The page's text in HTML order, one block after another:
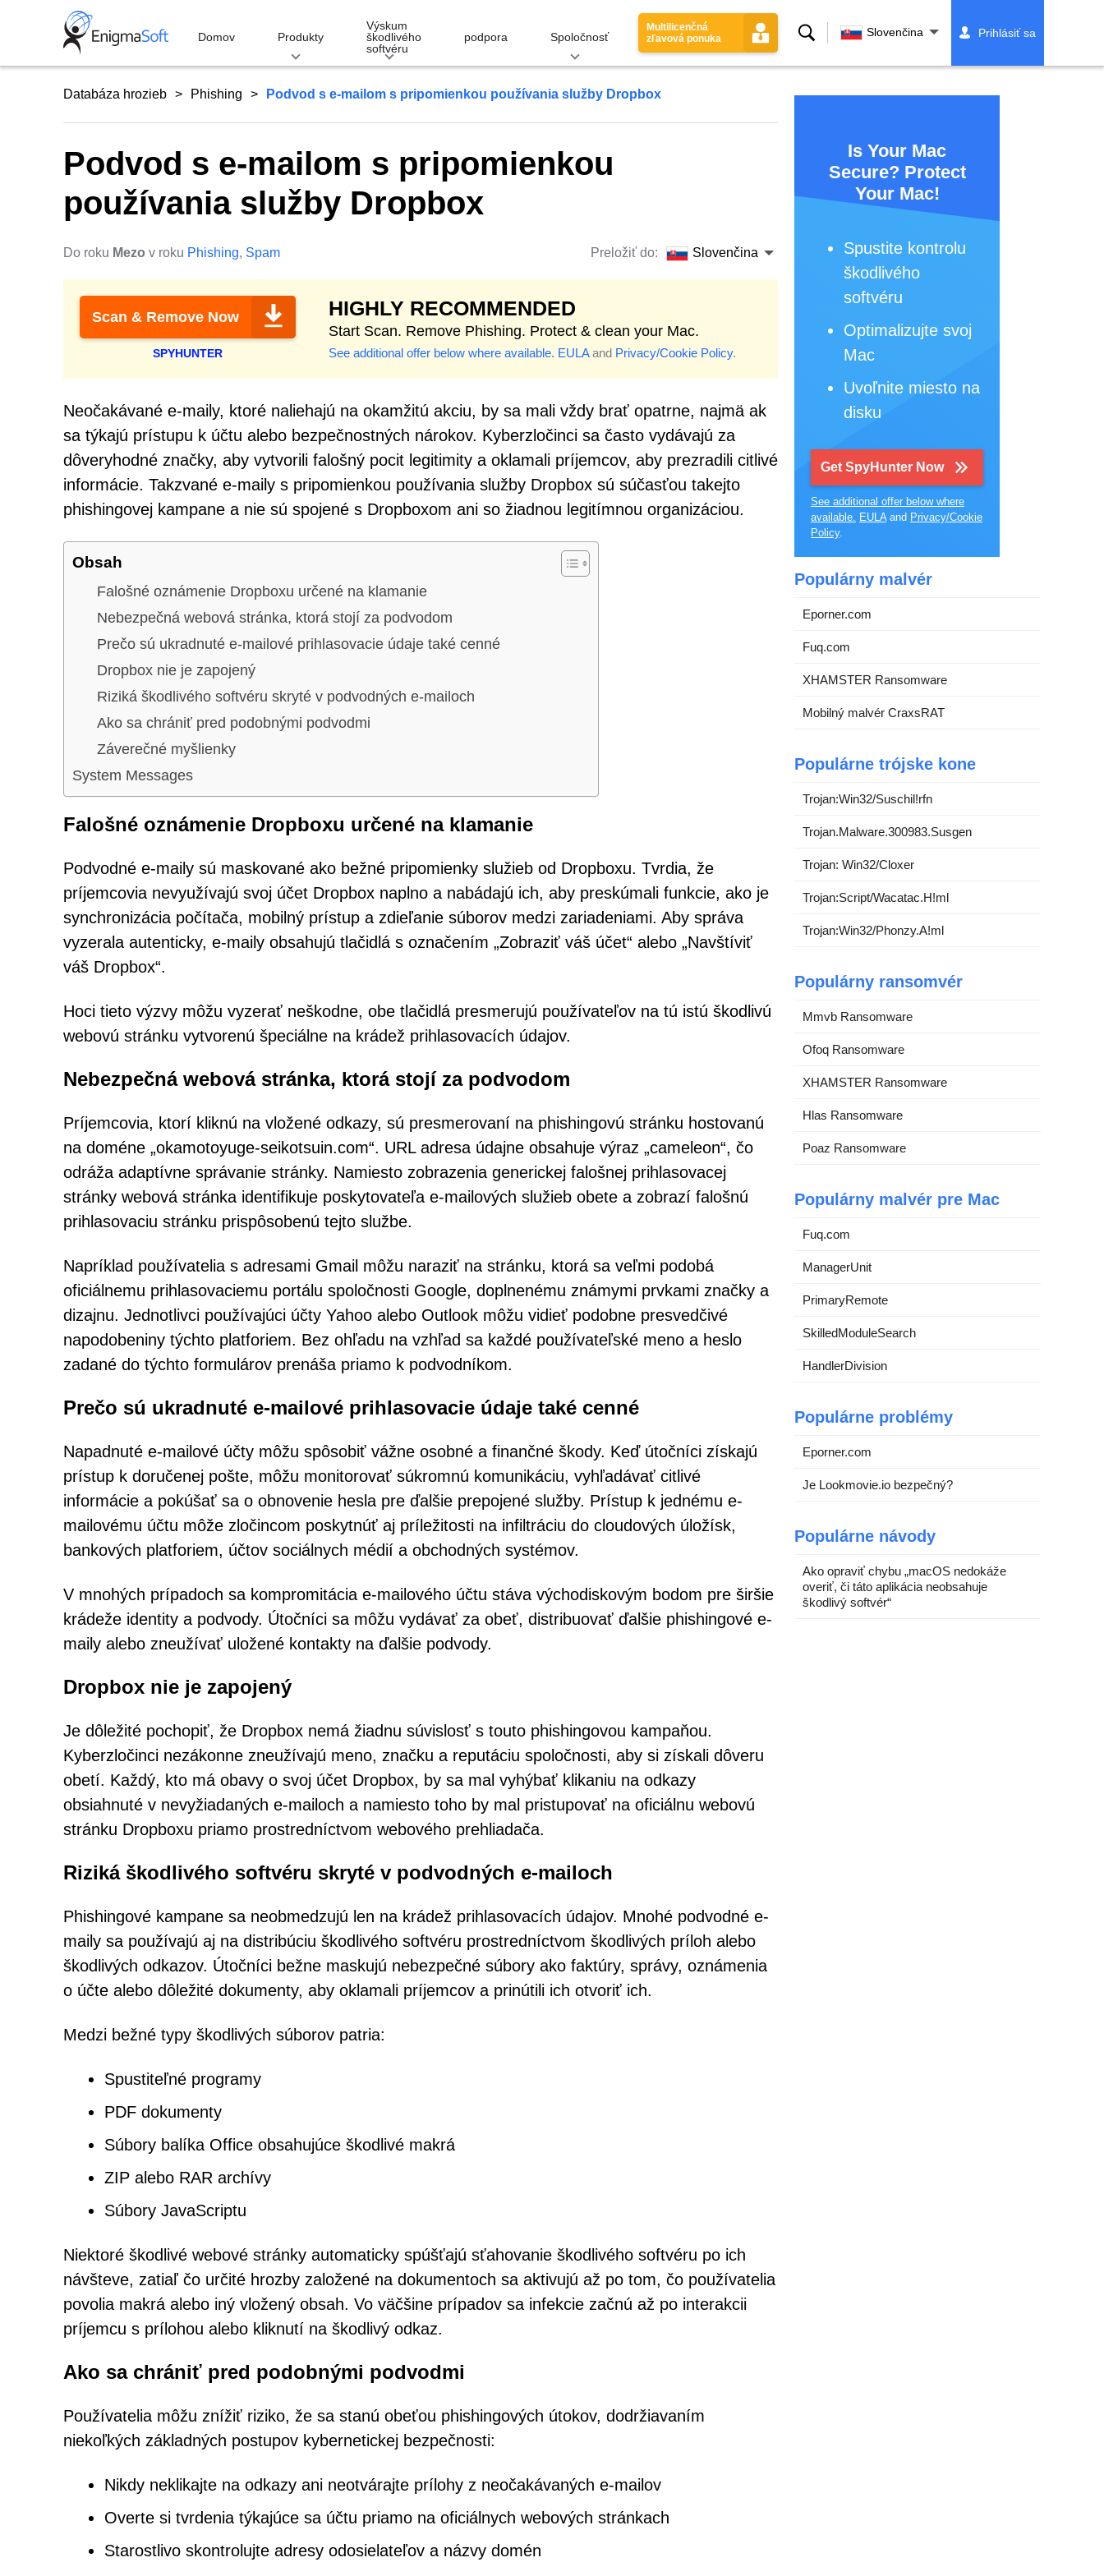
Domov Produkty
Výskum
škodlivého
softvéru
podpora Spoločnosť
Multilicenčná
zľavová ponuka
VyhľadávanieSlovenčina Prihlásiť sa
Databáza hrozieb Phishing Podvod s e-mailom s pripomienkou používania služby Dropbox
Podvod s e-mailom s pripomienkou
používania služby Dropbox
Do roku Mezo v roku Phishing, Spam Preložiť do: Slovenčina
Scan & Remove Now
SPYHUNTER
HIGHLY RECOMMENDED
Start Scan. Remove Phishing. Protect & clean your Mac.
See additional offer below where available. EULAand Privacy/Cookie Policy.
Neočakávané e-maily, ktoré naliehajú na okamžitú akciu, by sa mali vždy brať opatrne, najmä ak
sa týkajú prístupu k účtu alebo bezpečnostných nárokov. Kyberzločinci sa často vydávajú za
dôveryhodné značky, aby vytvorili falošný pocit legitimity a oklamali príjemcov, aby prezradili citlivé
informácie. Takzvané e-maily s pripomienkou používania služby Dropbox sú súčasťou takejto
phishingovej kampane a nie sú spojené s Dropboxom ani so žiadnou legitímnou organizáciou.
Obsah
Falošné oznámenie Dropboxu určené na klamanie
Nebezpečná webová stránka, ktorá stojí za podvodom
Prečo sú ukradnuté e-mailové prihlasovacie údaje také cenné
Dropbox nie je zapojený
Riziká škodlivého softvéru skryté v podvodných e-mailoch
Ako sa chrániť pred podobnými podvodmi
Záverečné myšlienky
System Messages
Falošné oznámenie Dropboxu určené na klamanie
Podvodné e-maily sú maskované ako bežné pripomienky služieb od Dropboxu. Tvrdia, že
príjemcovia nevyužívajú svoj účet Dropbox naplno a nabádajú ich, aby preskúmali funkcie, ako je
synchronizácia počítača, mobilný prístup a zdieľanie súborov medzi zariadeniami. Aby správa
vyzerala autenticky, e-maily obsahujú tlačidlá s označením „Zobraziť váš účet“ alebo „Navštíviť
váš Dropbox“.
Hoci tieto výzvy môžu vyzerať neškodne, obe tlačidlá presmerujú používateľov na tú istú škodlivú
webovú stránku vytvorenú špeciálne na krádež prihlasovacích údajov.
Nebezpečná webová stránka, ktorá stojí za podvodom
Príjemcovia, ktorí kliknú na vložené odkazy, sú presmerovaní na phishingovú stránku hostovanú
na doméne „okamotoyuge-seikotsuin.com“. URL adresa údajne obsahuje výraz „cameleon“, čo
odráža adaptívne správanie stránky. Namiesto zobrazenia generickej falošnej prihlasovacej
stránky webová stránka identifikuje poskytovateľa e-mailových služieb obete a zobrazí falošnú
prihlasovaciu stránku prispôsobenú tejto službe.
Napríklad používatelia s adresami Gmail môžu naraziť na stránku, ktorá sa veľmi podobá
oficiálnemu prihlasovaciemu portálu spoločnosti Google, doplnenému známymi prvkami značky a
dizajnu. Jednotlivci používajúci účty Yahoo alebo Outlook môžu vidieť podobne presvedčivé
napodobeniny týchto platforiem. Bez ohľadu na vzhľad sa každé používateľské meno a heslo
zadané do týchto formulárov prenáša priamo k podvodníkom.
Prečo sú ukradnuté e-mailové prihlasovacie údaje také cenné
Napadnuté e-mailové účty môžu spôsobiť vážne osobné a finančné škody. Keď útočníci získajú
prístup k doručenej pošte, môžu monitorovať súkromnú komunikáciu, vyhľadávať citlivé
informácie a pokúšať sa o obnovenie hesla pre ďalšie prepojené služby. Prístup k jednému e-
mailovému účtu môže zločincom poskytnúť aj príležitosti na infiltráciu do cloudových úložísk,
bankových platforiem, účtov sociálnych médií a obchodných systémov.
V mnohých prípadoch sa kompromitácia e-mailového účtu stáva východiskovým bodom pre širšie
krádeže identity a podvody. Útočníci sa môžu vydávať za obeť, distribuovať ďalšie phishingové e-
maily alebo zneužívať uložené kontakty na ďalšie podvody.
Dropbox nie je zapojený
Je dôležité pochopiť, že Dropbox nemá žiadnu súvislosť s touto phishingovou kampaňou.
Kyberzločinci nezákonne zneužívajú meno, značku a reputáciu spoločnosti, aby si získali dôveru
obetí. Každý, kto má obavy o svoj účet Dropbox, by sa mal vyhýbať klikaniu na odkazy
obsiahnuté v nevyžiadaných e-mailoch a namiesto toho by mal pristupovať na oficiálnu webovú
stránku Dropboxu priamo prostredníctvom webového prehliadača.
Riziká škodlivého softvéru skryté v podvodných e-mailoch
Phishingové kampane sa neobmedzujú len na krádež prihlasovacích údajov. Mnohé podvodné e-
maily sa používajú aj na distribúciu škodlivého softvéru prostredníctvom škodlivých príloh alebo
škodlivých odkazov. Útočníci bežne maskujú nebezpečné súbory ako faktúry, správy, oznámenia
o účte alebo dôležité dokumenty, aby oklamali príjemcov a prinútili ich otvoriť ich.
Medzi bežné typy škodlivých súborov patria:
Spustiteľné programy
PDF dokumenty
Súbory balíka Office obsahujúce škodlivé makrá
ZIP alebo RAR archívy
Súbory JavaScriptu
Niektoré škodlivé webové stránky automaticky spúšťajú sťahovanie škodlivého softvéru po ich
návšteve, zatiaľ čo určité hrozby založené na dokumentoch sa aktivujú až po tom, čo používatelia
povolia makrá alebo iný vložený obsah. Vo väčšine prípadov sa infekcie začnú až po interakcii
príjemcu s prílohou alebo kliknutí na škodlivý odkaz.
Ako sa chrániť pred podobnými podvodmi
Používatelia môžu znížiť riziko, že sa stanú obeťou phishingových útokov, dodržiavaním
niekoľkých základných postupov kybernetickej bezpečnosti:
Nikdy neklikajte na odkazy ani neotvárajte prílohy z neočakávaných e-mailov
Overte si tvrdenia týkajúce sa účtu priamo na oficiálnych webových stránkach
Starostlivo skontrolujte adresy odosielateľov a názvy domén
Is Your Mac
Secure? Protect
Your Mac!
Spustite kontrolu
škodlivého
softvéru
Optimalizujte svoj
Mac
Uvoľnite miesto na
disku
Get SpyHunter Now
See additional offer below where
available. EULAand Privacy/Cookie
Policy.
Populárny malvér
Eporner.com
Fuq.com
XHAMSTER Ransomware
Mobilný malvér CraxsRAT
Populárne trójske kone
Trojan:Win32/Suschil!rfn
Trojan.Malware.300983.Susgen
Trojan: Win32/Cloxer
Trojan:Script/Wacatac.H!ml
Trojan:Win32/Phonzy.A!ml
Populárny ransomvér
Mmvb Ransomware
Ofoq Ransomware
XHAMSTER Ransomware
Hlas Ransomware
Poaz Ransomware
Populárny malvér pre Mac
Fuq.com
ManagerUnit
PrimaryRemote
SkilledModuleSearch
HandlerDivision
Populárne problémy
Eporner.com
Je Lookmovie.io bezpečný?
Populárne návody
Ako opraviť chybu „macOS nedokáže
overiť, či táto aplikácia neobsahuje
škodlivý softvér“